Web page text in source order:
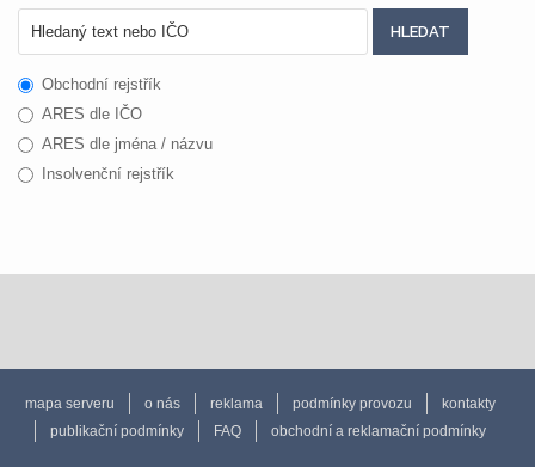
Obchodní rejstřík
ARES dle IČO
ARES dle jména / názvu
Insolvenční rejstřík
mapa serveru o nás reklama podmínky provozu
kontakty
publikační podmínky
FAQ obchodní a reklamační podmínky